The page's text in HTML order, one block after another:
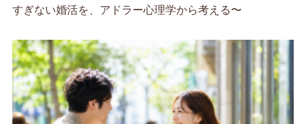
すぎない婚活を、アドラー心理学から考える〜